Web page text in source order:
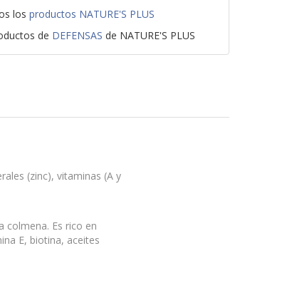
los productos NATURE'S PLUS
de DEFENSAS de NATURE'S PLUS
(zinc), vitaminas (A y
colmena. Es rico en
E, biotina, aceites